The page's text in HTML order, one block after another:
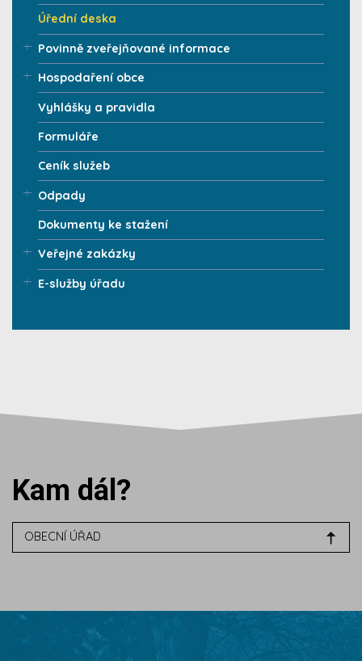
Úřední deska
Povinně zveřejňované informace
Hospodaření obce
Vyhlášky a pravidla
Formuláře
Ceník služeb
Odpady
Dokumenty ke stažení
Veřejné zakázky
E-služby úřadu
Kam dál?
OBECNÍ ÚŘAD